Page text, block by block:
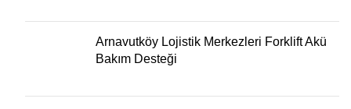
Arnavutköy Lojistik Merkezleri Forklift Akü
Bakım Desteği